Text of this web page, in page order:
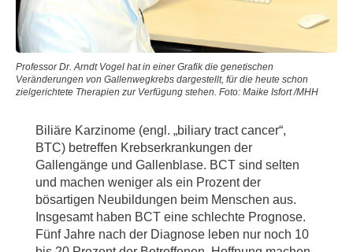
Professor Dr. Arndt Vogel hat in einer Grafik die genetischen
Veränderungen von Gallenwegkrebs dargestellt, für die heute schon
zielgerichtete Therapien zur Verfügung stehen. Foto: Maike Isfort /MHH
Biliäre Karzinome (engl. „biliary tract cancer“,
BTC) betreffen Krebserkrankungen der
Gallengänge und Gallenblase. BCT sind selten
und machen weniger als ein Prozent der
bösartigen Neubildungen beim Menschen aus.
Insgesamt haben BCT eine schlechte Prognose.
Fünf Jahre nach der Diagnose leben nur noch 10